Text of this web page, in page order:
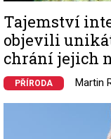
Tajemství
objevili
chrání jejich
PŘÍRODA Martin